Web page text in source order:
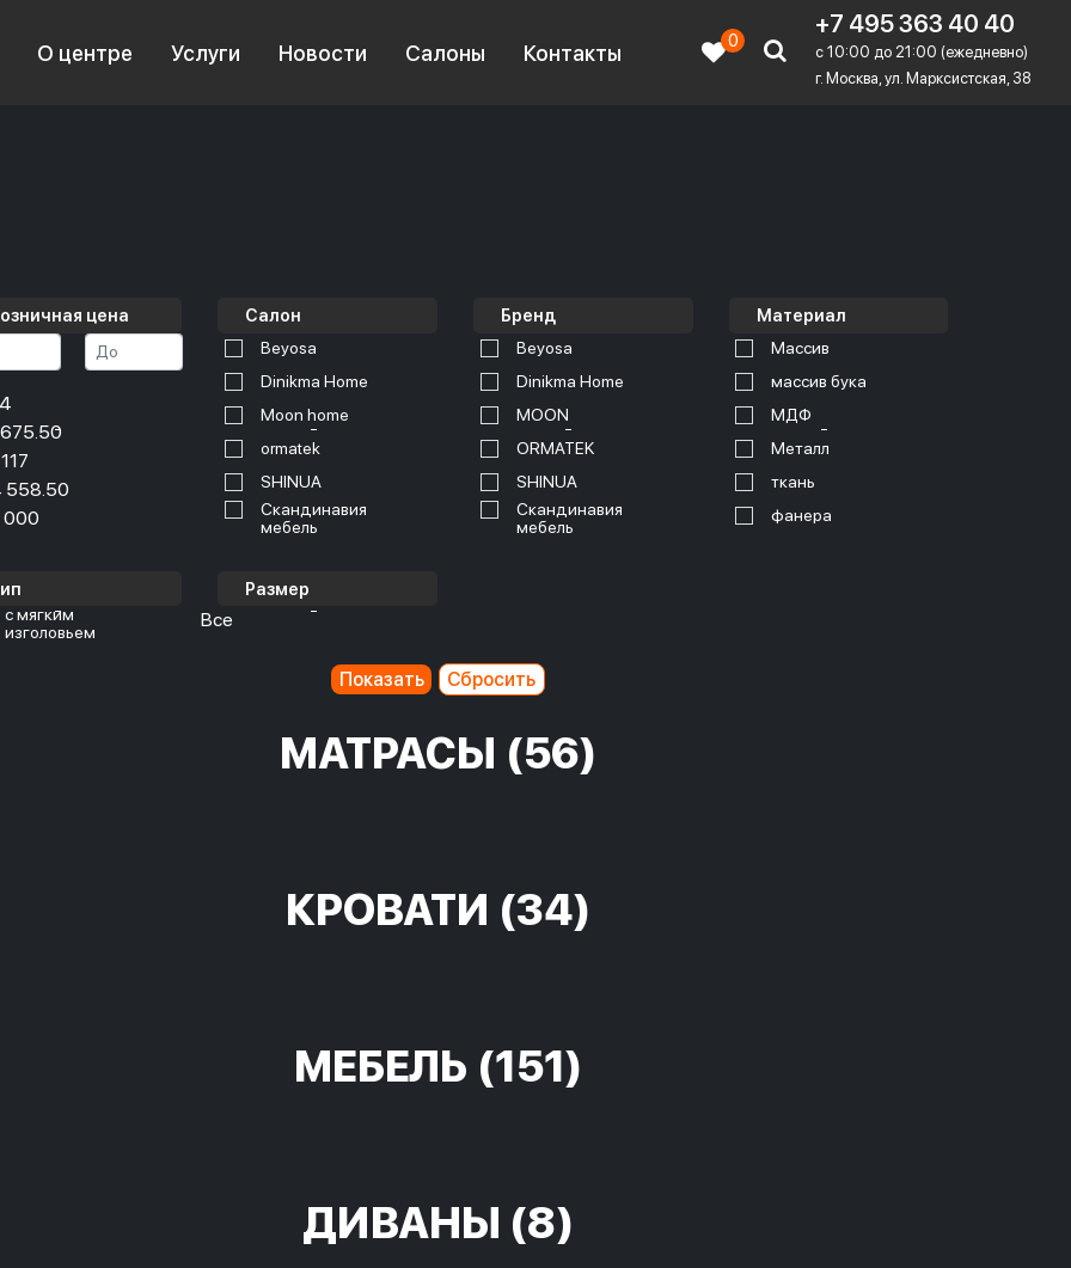
О центре Услуги Новости Салоны Контакты
0
+7 495 363 40 40
c 10:00 до 21:00 (ежедневно)
г. Москва, ул. Марксистская, 38
цена Салон
Beyosa
Dinikma Home
Moon home
ormatek
SHINUA
Скандинавия
мебель
Бренд
Beyosa
Dinikma Home
MOON
ORMATEK
SHINUA
Скандинавия
мебель
Материал
Массив
массив бука
МДФ
Металл
ткань
фанера
с мягким
изголовьем
Размер
Все
МАТРАСЫ (56)
КРОВАТИ (34)
МЕБЕЛЬ (151)
ДИВАНЫ (8)